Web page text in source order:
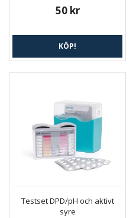
50 kr
KÖP!
Testset DPD/pH och aktivt
syre